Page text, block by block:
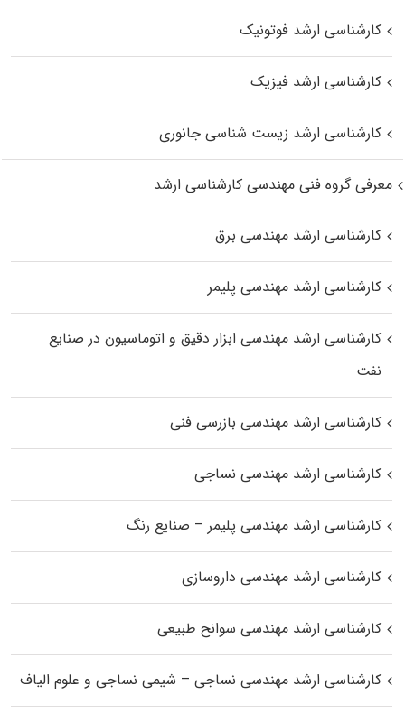
کارشناسی ارشد فوتونیک
کارشناسی ارشد فیزیک
کارشناسی ارشد زیست‌ شناسی جانوری
معرفی گروه فنی مهندسی کارشناسی ارشد
کارشناسی ارشد مهندسی برق
کارشناسی ارشد مهندسی پلیمر
کارشناسی ارشد مهندسی ابزار دقیق و اتوماسیون در صنایع
نفت
کارشناسی ارشد مهندسی بازرسی فنی
کارشناسی ارشد مهندسی نساجی
کارشناسی ارشد مهندسی پلیمر – صنایع رنگ
کارشناسی ارشد مهندسی داروسازی
کارشناسی ارشد مهندسی سوانح طبیعی
کارشناسی ارشد مهندسی نساجی – شیمی نساجی و علوم الیاف